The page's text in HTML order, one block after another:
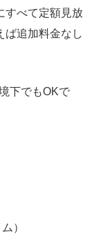
すべて定額見放
ば追加料金なし
下でもOKで
）